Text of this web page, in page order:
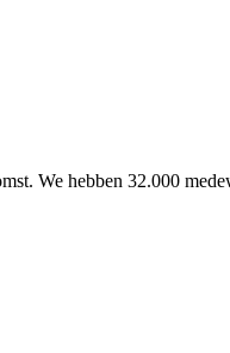
We hebben 32.000